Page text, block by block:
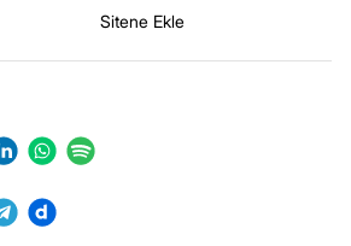
Sitene Ekle